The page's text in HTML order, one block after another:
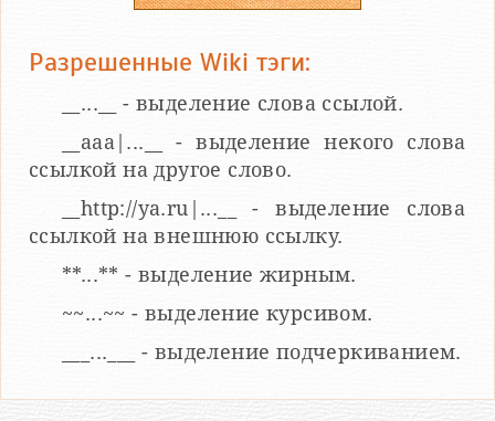
Разрешенные Wiki тэги:
__...__ - выделение слова ссылой.
__aaa|...__ - выделение некого слова
ссылкой на другое слово.
__http://ya.ru|...__ - выделение слова
ссылкой на внешнюю ссылку.
**...** - выделение жирным.
~~...~~ - выделение курсивом.
___...___ - выделение подчеркиванием.